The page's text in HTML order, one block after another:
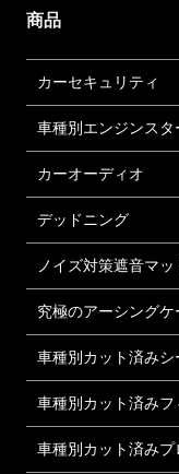
商品
カーセキュリティ
車種別エンジンスタ
カーオーディオ
デッドニング
ノイズ対策遮音マッ
究極のアーシングケ
車種別カット済みシ
車種別カット済みフ
車種別カット済み